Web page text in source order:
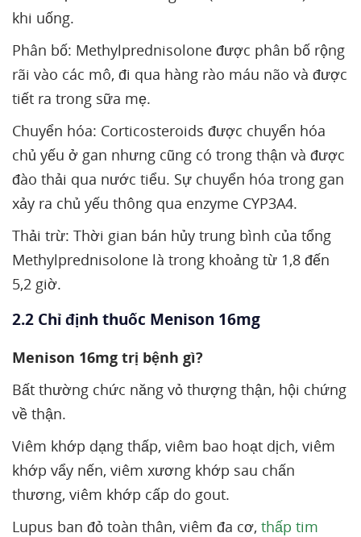
khi uống.
Phân bố: Methylprednisolone được phân bố rộng
rãi vào các mô, đi qua hàng rào máu não và được
tiết ra trong sữa mẹ.
Chuyển hóa: Corticosteroids được chuyển hóa
chủ yếu ở gan nhưng cũng có trong thận và được
đào thải qua nước tiểu. Sự chuyển hóa trong gan
xảy ra chủ yếu thông qua enzyme CYP3A4.
Thải trừ: Thời gian bán hủy trung bình của tổng
Methylprednisolone là trong khoảng từ 1,8 đến
5,2 giờ.
2.2 Chỉ định thuốc Menison 16mg
Menison 16mg trị bệnh gì?
Bất thường chức năng vỏ thượng thận, hội chứng
về thận.
Viêm khớp dạng thấp, viêm bao hoạt dịch, viêm
khớp vẩy nến, viêm xương khớp sau chấn
thương, viêm khớp cấp do gout.
Lupus ban đỏ toàn thân, viêm đa cơ, thấp tim